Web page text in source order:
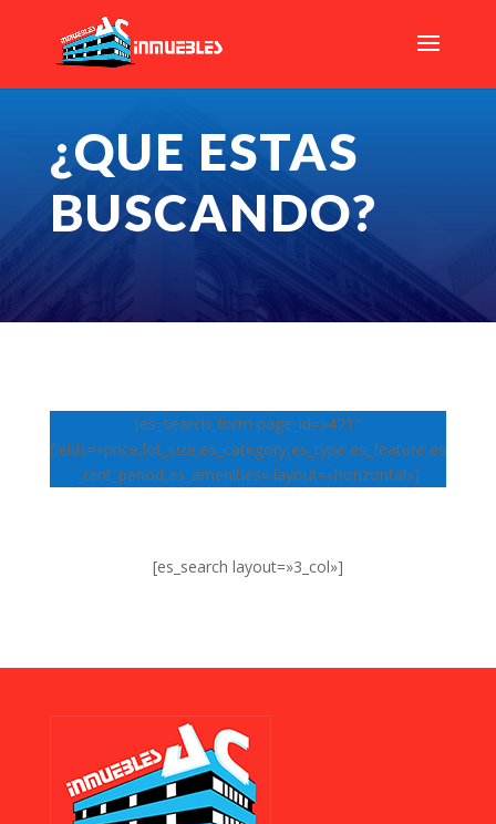
¿QUE ESTAS
BUSCANDO?
[es_search_form page_id=»471″
fields=»price,lot_size,es_category,es_type,es_feature,es
_rent_period,es_amenities» layout=»horizontal»]
[es_search layout=»3_col»]